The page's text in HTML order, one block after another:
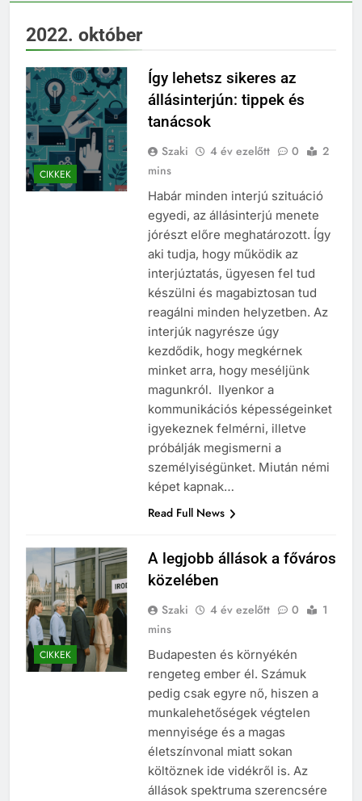
2022. október
CIKKEK
Így lehetsz sikeres az
állásinterjún: tippek és
tanácsok
Szaki 4 év ezelőtt 0
2
mins
Habár minden interjú szituáció
egyedi, az állásinterjú menete
jórészt előre meghatározott. Így
aki tudja, hogy működik az
interjúztatás, ügyesen fel tud
készülni és magabiztosan tud
reagálni minden helyzetben. Az
interjúk nagyrésze úgy
kezdődik, hogy megkérnek
minket arra, hogy meséljünk
magunkról. Ilyenkor a
kommunikációs képességeinket
igyekeznek felmérni, illetve
próbálják megismerni a
személyiségünket. Miután némi
képet kapnak…
Read Full News
CIKKEK
A legjobb állások a főváros
közelében
Szaki 4 év ezelőtt 0
1
mins
Budapesten és környékén
rengeteg ember él. Számuk
pedig csak egyre nő, hiszen a
munkalehetőségek végtelen
mennyisége és a magas
életszínvonal miatt sokan
költöznek ide vidékről is. Az
állások spektruma szerencsére